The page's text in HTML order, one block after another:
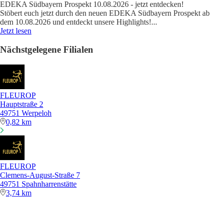
EDEKA Südbayern Prospekt 10.08.2026 - jetzt entdecken!
Stöbert euch jetzt durch den neuen EDEKA Südbayern Prospekt ab
dem 10.08.2026 und entdeckt unsere Highlights!...
Jetzt lesen
Nächstgelegene Filialen
FLEUROP
Hauptstraße 2
49751 Werpeloh
0,82 km
FLEUROP
Clemens-August-Straße 7
49751 Spahnharrenstätte
3,74 km